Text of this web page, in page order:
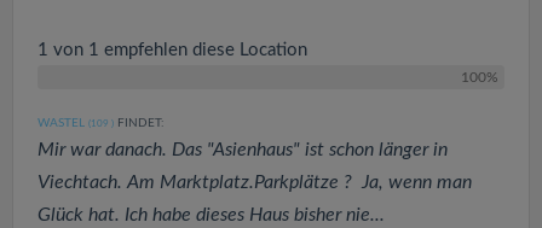
1 von 1 empfehlen diese Location
100%
WASTEL (109 ) FINDET:
Mir war danach. Das "Asienhaus" ist schon länger in
Viechtach. Am Marktplatz.Parkplätze ? Ja, wenn man
Glück hat. Ich habe dieses Haus bisher nie...